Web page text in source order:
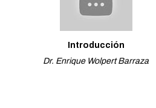
Introducción
Dr. Enrique Wolpert Barraza